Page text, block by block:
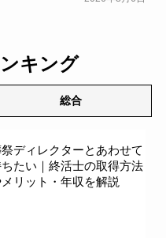
キング
総合
ディレクターとあわせて
たい｜終活士の取得方法
リット・年収を解説